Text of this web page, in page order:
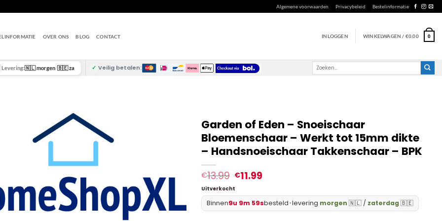
Algemene voorwaarden Privacybeleid Bestelinformatie
OVER ONS BLOG CONTACT INLOGGEN WINKELWAGEN / €0.00 0
Levering:🇳🇱 morgen/🇧🇪 za ✓ Veilig betalen:
Zoeken
Garden of Eden – Snoeischaar
Bloemenschaar – Werkt tot 15mm dikte
– Handsnoeischaar Takkenschaar – BPK
€13.99 €11.99
Uitverkocht
Binnen9u 9m 59sbesteld•levering morgen 🇳🇱 / zaterdag🇧🇪